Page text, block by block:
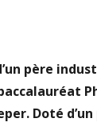
père
Doté